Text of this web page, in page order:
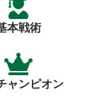
本戦術
ャンピオン